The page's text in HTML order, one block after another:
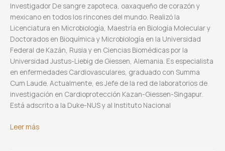
Investigador De sangre zapoteca, oaxaqueño de corazón y
mexicano en todos los rincones del mundo. Realizó la
Licenciatura en Microbiología, Maestría en Biología Molecular y
Doctorados en Bioquímica y Microbiología en la Universidad
Federal de Kazán, Rusia y en Ciencias Biomédicas por la
Universidad Justus-Liebig de Giessen, Alemania. Es especialista
en enfermedades Cardiovasculares, graduado con Summa
Cum Laude. Actualmente, es Jefe de la red de laboratorios de
investigación en Cardioprotección Kazan-Giessen-Singapur.
Está adscrito a la Duke-NUS y al Instituto Nacional
Dr.
Leer más